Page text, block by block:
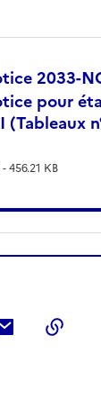
2033-
pour
(Tableaux
- 456.21 KB
Twitter
sur
Partager